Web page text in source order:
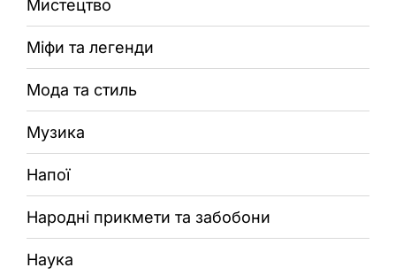
Мистецтво
Міфи та легенди
Мода та стиль
Музика
Напої
Народні прикмети та забобони
Наука